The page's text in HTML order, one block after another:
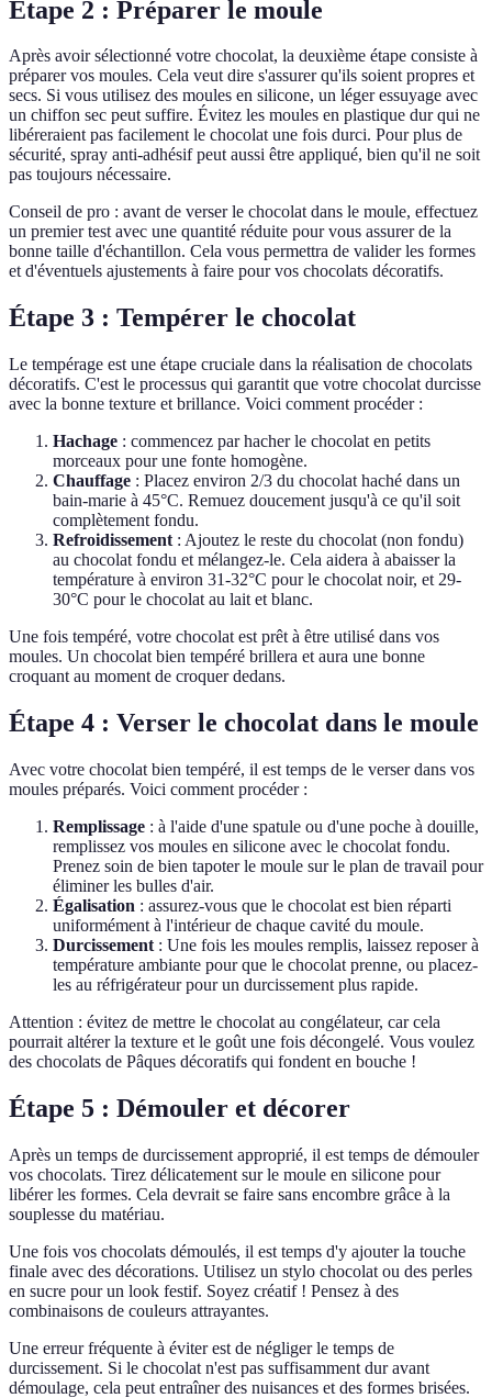
Étape 2 : Préparer le moule
Après avoir sélectionné votre chocolat, la deuxième étape consiste à
préparer vos moules. Cela veut dire s'assurer qu'ils soient propres et
secs. Si vous utilisez des moules en silicone, un léger essuyage avec
un chiffon sec peut suffire. Évitez les moules en plastique dur qui ne
libéreraient pas facilement le chocolat une fois durci. Pour plus de
sécurité, spray anti-adhésif peut aussi être appliqué, bien qu'il ne soit
pas toujours nécessaire.
Conseil de pro : avant de verser le chocolat dans le moule, effectuez
un premier test avec une quantité réduite pour vous assurer de la
bonne taille d'échantillon. Cela vous permettra de valider les formes
et d'éventuels ajustements à faire pour vos chocolats décoratifs.
Étape 3 : Tempérer le chocolat
Le tempérage est une étape cruciale dans la réalisation de chocolats
décoratifs. C'est le processus qui garantit que votre chocolat durcisse
avec la bonne texture et brillance. Voici comment procéder :
Hachage : commencez par hacher le chocolat en petits
morceaux pour une fonte homogène.
Chauffage : Placez environ 2/3 du chocolat haché dans un
bain-marie à 45°C. Remuez doucement jusqu'à ce qu'il soit
complètement fondu.
Refroidissement : Ajoutez le reste du chocolat (non fondu)
au chocolat fondu et mélangez-le. Cela aidera à abaisser la
température à environ 31-32°C pour le chocolat noir, et 29-
30°C pour le chocolat au lait et blanc.
Une fois tempéré, votre chocolat est prêt à être utilisé dans vos
moules. Un chocolat bien tempéré brillera et aura une bonne
croquant au moment de croquer dedans.
Étape 4 : Verser le chocolat dans le moule
Avec votre chocolat bien tempéré, il est temps de le verser dans vos
moules préparés. Voici comment procéder :
Remplissage : à l'aide d'une spatule ou d'une poche à douille,
remplissez vos moules en silicone avec le chocolat fondu.
Prenez soin de bien tapoter le moule sur le plan de travail pour
éliminer les bulles d'air.
Égalisation : assurez-vous que le chocolat est bien réparti
uniformément à l'intérieur de chaque cavité du moule.
Durcissement : Une fois les moules remplis, laissez reposer à
température ambiante pour que le chocolat prenne, ou placez-
les au réfrigérateur pour un durcissement plus rapide.
Attention : évitez de mettre le chocolat au congélateur, car cela
pourrait altérer la texture et le goût une fois décongelé. Vous voulez
des chocolats de Pâques décoratifs qui fondent en bouche !
Étape 5 : Démouler et décorer
Après un temps de durcissement approprié, il est temps de démouler
vos chocolats. Tirez délicatement sur le moule en silicone pour
libérer les formes. Cela devrait se faire sans encombre grâce à la
souplesse du matériau.
Une fois vos chocolats démoulés, il est temps d'y ajouter la touche
finale avec des décorations. Utilisez un stylo chocolat ou des perles
en sucre pour un look festif. Soyez créatif ! Pensez à des
combinaisons de couleurs attrayantes.
Une erreur fréquente à éviter est de négliger le temps de
durcissement. Si le chocolat n'est pas suffisamment dur avant
démoulage, cela peut entraîner des nuisances et des formes brisées.